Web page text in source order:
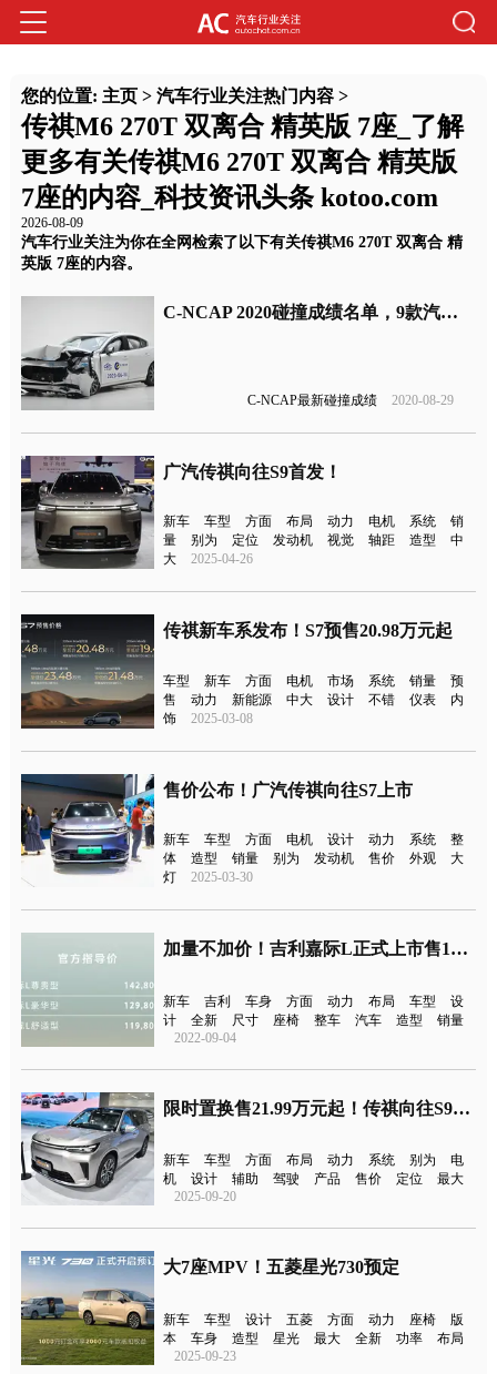
您的位置: 主页> 汽车行业关注热门内容>
传祺M6 270T 双离合 精英版 7座_了解
更多有关传祺M6 270T 双离合 精英版
7座的内容_科技资讯头条 kotoo.com
2026-08-09
汽车行业关注为你在全网检索了以下有关传祺M6 270T 双离合 精
英版 7座的内容。
C-NCAP 2020碰撞成绩名单，9款汽车获五星评价
C-NCAP最新碰撞成绩 2020-08-29
广汽传祺向往S9首发！
新车 车型 方面 布局 动力 电机 系统
销
量
别为 定位 发动机 视觉 轴距 造型
中
大
2025-04-26
传祺新车系发布！S7预售20.98万元起
车型 新车 方面 电机 市场 系统 销量
预
售
动力 新能源 中大 设计 不错 仪表
内
饰
2025-03-08
售价公布！广汽传祺向往S7上市
新车 车型 方面 电机 设计 动力 系统
整
体
造型 销量 别为 发动机 售价 外观
大
灯
2025-03-30
加量不加价！吉利嘉际L正式上市售11.98万元起
新车 吉利 车身 方面 动力 布局 车型
设
计
全新 尺寸 座椅 整车 汽车 造型
销量
2022-09-04
限时置换售21.99万元起！传祺向往S9上市
新车 车型 方面 布局 动力 系统 别为
电
机
设计 辅助 驾驶 产品 售价 定位
最大
2025-09-20
大7座MPV！五菱星光730预定
新车 车型 设计 五菱 方面 动力 座椅
版
本
车身 造型 星光 最大 全新 功率
布局
2025-09-23